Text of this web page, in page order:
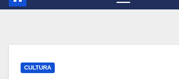
CULTURA